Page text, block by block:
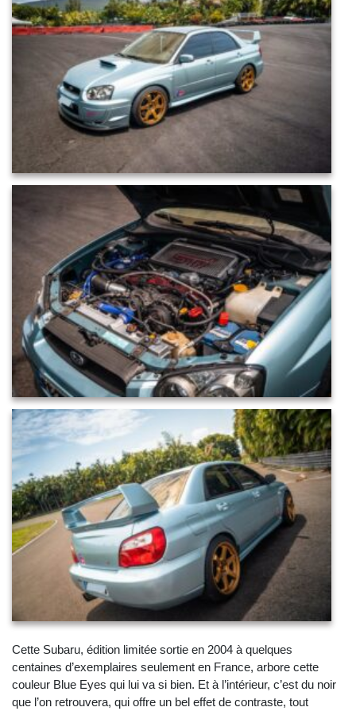
Cette Subaru, édition limitée sortie en 2004 à quelques
centaines d’exemplaires seulement en France, arbore cette
couleur Blue Eyes qui lui va si bien. Et à l’intérieur, c’est du noir
que l’on retrouvera, qui offre un bel effet de contraste, tout